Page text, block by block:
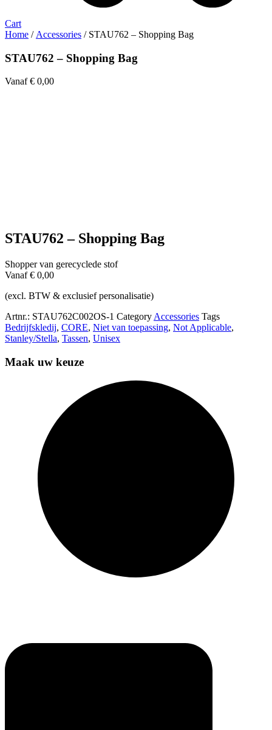
Cart
Home / Accessories / STAU762 – Shopping Bag
STAU762 – Shopping Bag
Vanaf€ 0,00
STAU762 – Shopping Bag
Shopper van gerecyclede stof
Vanaf€ 0,00
(excl. BTW & exclusief personalisatie)
Artnr.: STAU762C002OS-1 Category Accessories Tags
Bedrijfskledij, CORE, Niet van toepassing, Not Applicable,
Stanley/Stella, Tassen, Unisex
Maak uw keuze